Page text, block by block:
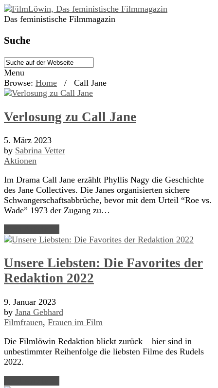
Das feministische Filmmagazin
Suche
Menu
Browse: Home / Call Jane
Verlosung zu Call Jane
5. März 2023
by Sabrina Vetter
Aktionen
Im Drama Call Jane erzählt Phyllis Nagy die Geschichte
des Jane Collectives. Die Janes organisierten sichere
Schwangerschaftsabbrüche, bevor mit dem Urteil “Roe vs.
Wade” 1973 der Zugang zu…
Unsere Liebsten: Die Favorites der
Redaktion 2022
9. Januar 2023
by Jana Gebhard
Filmfrauen, Frauen im Film
Die Filmlöwin Redaktion blickt zurück – hier sind in
unbestimmter Reihenfolge die liebsten Filme des Rudels
2022.